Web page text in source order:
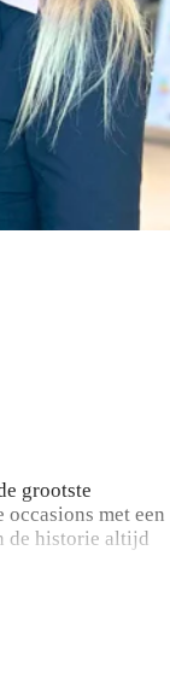
grootste
met een
de historie altijd
maken uit
van basis